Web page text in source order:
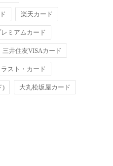
楽天カード
ミアムカード
三井住友VISAカード
スト・カード
) 大丸松坂屋カード